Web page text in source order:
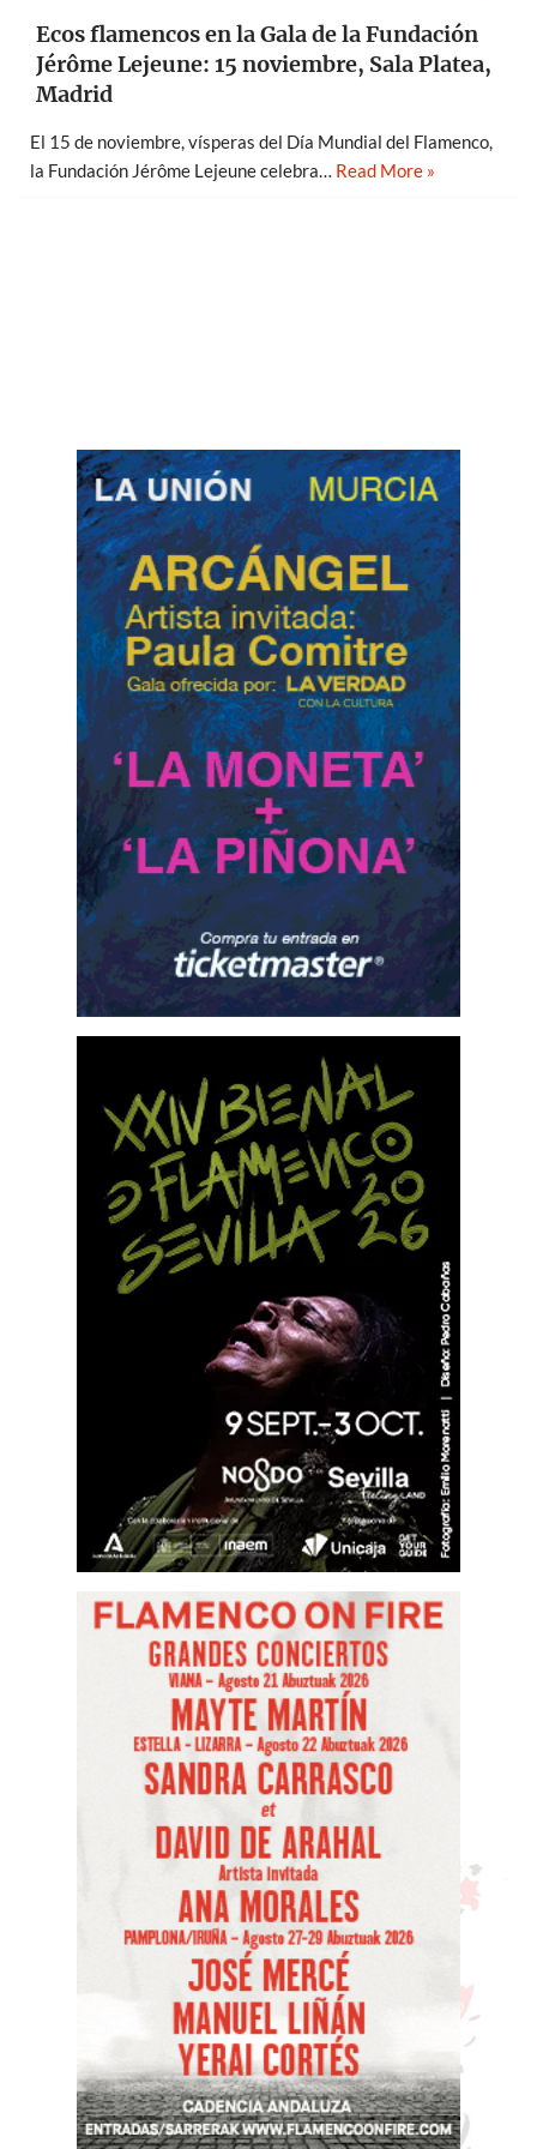
Ecos flamencos en la Gala de la Fundación
Jérôme Lejeune: 15 noviembre, Sala Platea,
Madrid
El 15 de noviembre, vísperas del Día Mundial del Flamenco,
la Fundación Jérôme Lejeune celebra… Read More »